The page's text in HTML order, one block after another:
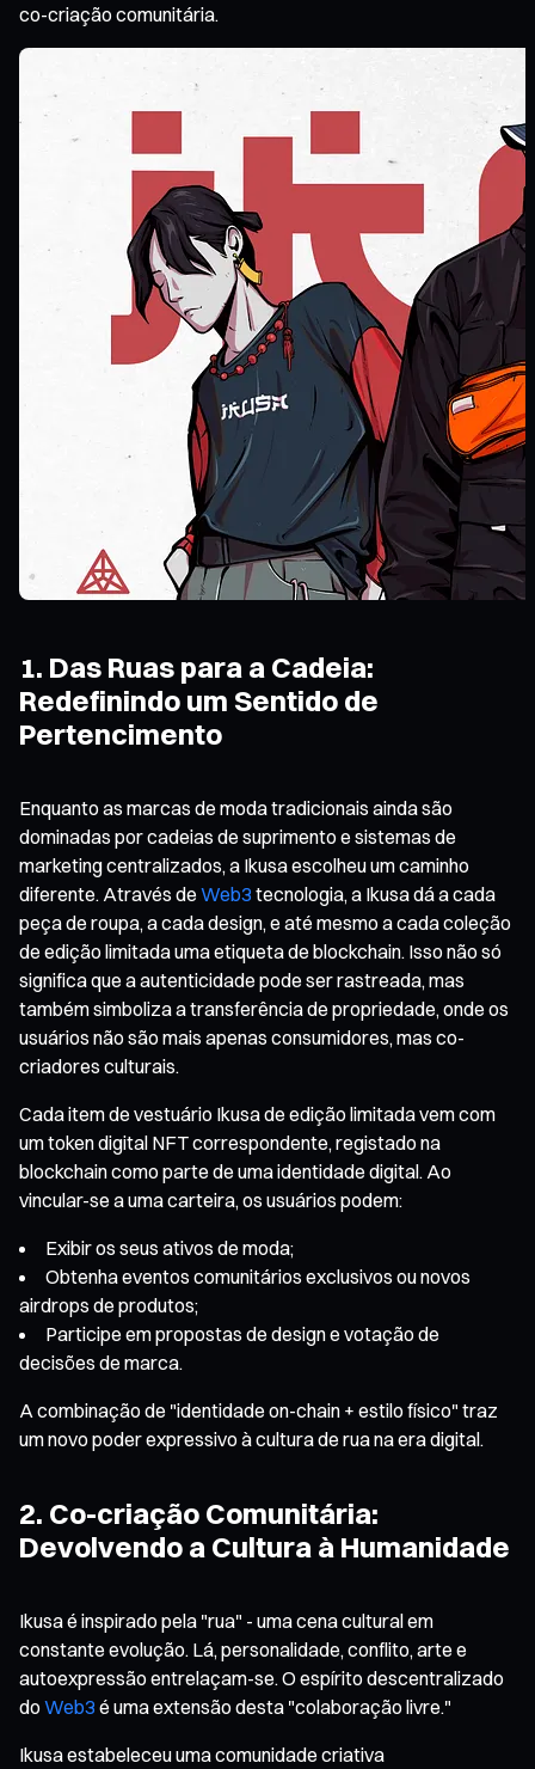
co-criação comunitária.
1. Das Ruas para a Cadeia:
Redefinindo um Sentido de
Pertencimento
Enquanto as marcas de moda tradicionais ainda são
dominadas por cadeias de suprimento e sistemas de
marketing centralizados, a Ikusa escolheu um caminho
diferente. Através de Web3 tecnologia, a Ikusa dá a cada
peça de roupa, a cada design, e até mesmo a cada coleção
de edição limitada uma etiqueta de blockchain. Isso não só
significa que a autenticidade pode ser rastreada, mas
também simboliza a transferência de propriedade, onde os
usuários não são mais apenas consumidores, mas co-
criadores culturais.
Cada item de vestuário Ikusa de edição limitada vem com
um token digital NFT correspondente, registado na
blockchain como parte de uma identidade digital. Ao
vincular-se a uma carteira, os usuários podem:
Exibir os seus ativos de moda;
Obtenha eventos comunitários exclusivos ou novos
airdrops de produtos;
Participe em propostas de design e votação de
decisões de marca.
A combinação de "identidade on-chain + estilo físico" traz
um novo poder expressivo à cultura de rua na era digital.
2. Co-criação Comunitária:
Devolvendo a Cultura à Humanidade
Ikusa é inspirado pela "rua" - uma cena cultural em
constante evolução. Lá, personalidade, conflito, arte e
autoexpressão entrelaçam-se. O espírito descentralizado
doWeb3 é uma extensão desta "colaboração livre."
Ikusa estabeleceu uma comunidade criativa